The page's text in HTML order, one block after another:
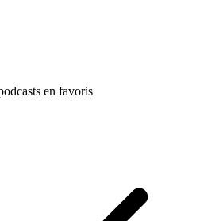
en favoris